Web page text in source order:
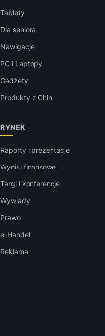
Tablety
Dla seniora
Nawigacje
PC i Laptopy
Gadżety
Produkty z Chin
RYNEK
Raporty i prezentacje
Wyniki finansowe
Targi i konferencje
Wywiady
Prawo
e-Handel
Reklama